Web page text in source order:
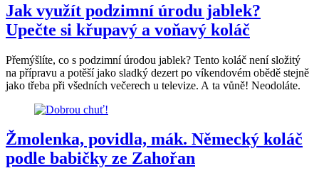
Jak využít podzimní úrodu jablek?
Upečte si křupavý a voňavý koláč
Přemýšlíte, co s podzimní úrodou jablek? Tento koláč není složitý
na přípravu a potěší jako sladký dezert po víkendovém obědě stejně
jako třeba při všedních večerech u televize. A ta vůně! Neodoláte.
Žmolenka, povidla, mák. Německý koláč
podle babičky ze Zahořan